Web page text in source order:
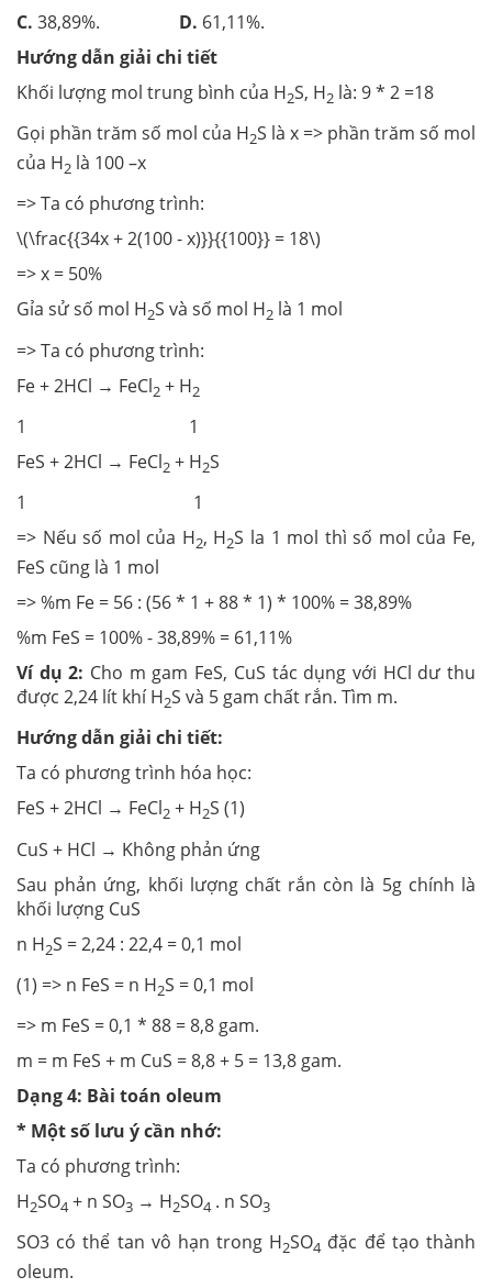
C. 38,89%. D. 61,11%.
Hướng dẫn giải chi tiết
Khối lượng mol trung bình của H2S, H2 là: 9 * 2 =18
Gọi phần trăm số mol của H2S là x => phần trăm số mol
của H2 là 100 –x
=> Ta có phương trình:
\(\frac{{34x + 2(100 - x)}}{{100}} = 18\)
=> x = 50%
Gỉa sử số mol H2S và số mol H2 là 1 mol
=> Ta có phương trình:
Fe + 2HCl → FeCl2 + H2
1 1
FeS + 2HCl → FeCl2 + H2S
1 1
=> Nếu số mol của H2, H2S la 1 mol thì số mol của Fe,
FeS cũng là 1 mol
=> %m Fe = 56 : (56 * 1 + 88 * 1) * 100% = 38,89%
%m FeS = 100% - 38,89% = 61,11%
Ví dụ 2: Cho m gam FeS, CuS tác dụng với HCl dư thu
được 2,24 lít khí H2S và 5 gam chất rắn. Tìm m.
Hướng dẫn giải chi tiết:
Ta có phương trình hóa học:
FeS + 2HCl → FeCl2 + H2S (1)
CuS + HCl → Không phản ứng
Sau phản ứng, khối lượng chất rắn còn là 5g chính là
khối lượng CuS
n H2S = 2,24 : 22,4 = 0,1 mol
(1) => n FeS = n H2S = 0,1 mol
=> m FeS = 0,1 * 88 = 8,8 gam.
m = m FeS + m CuS = 8,8 + 5 = 13,8 gam.
Dạng 4: Bài toán oleum
* Một số lưu ý cần nhớ:
Ta có phương trình:
H2SO4 + n SO3 → H2SO4 . n SO3
SO3 có thể tan vô hạn trong H2SO4 đặc để tạo thành
oleum.